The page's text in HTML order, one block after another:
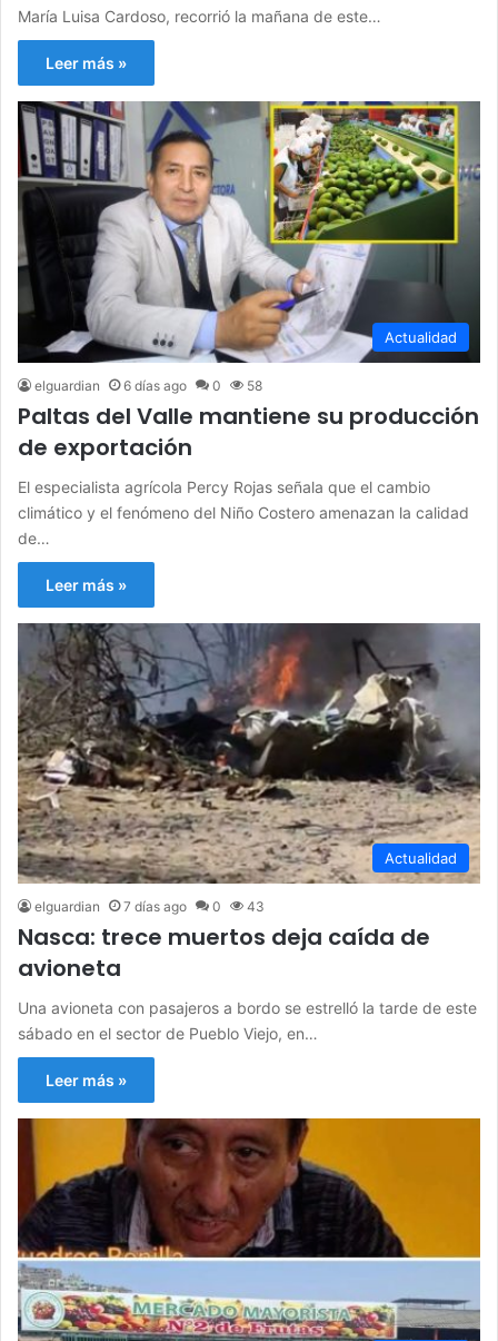
María Luisa Cardoso, recorrió la mañana de este…
Leer más »
Actualidad
elguardian 6 días ago 0 58
Paltas del Valle mantiene su producción
de exportación
El especialista agrícola Percy Rojas señala que el cambio
climático y el fenómeno del Niño Costero amenazan la calidad
de…
Leer más »
Actualidad
elguardian 7 días ago 0 43
Nasca: trece muertos deja caída de
avioneta
Una avioneta con pasajeros a bordo se estrelló la tarde de este
sábado en el sector de Pueblo Viejo, en…
Leer más »